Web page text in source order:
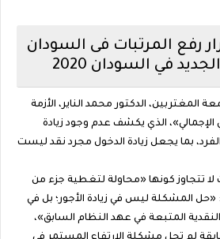
رفع المرتبات فى السودان
في السودان 2020
المغتربين، الدكتور محمد الناير، الأزمة
الإجمالي»، الذي يكشف عدم وجود زيادة
بما يجعل زيادة الدخول مجرد نقد ليست
لا تتجاوز كونها «محاولة لتغطية جزء من
«حل المشكلة ليس في زيادة الأجور؛ بل في
المتبعة في عهد النظام السابق»،